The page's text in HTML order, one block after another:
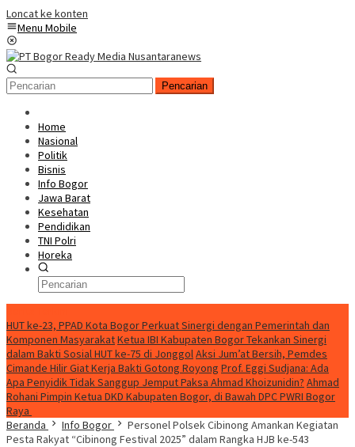
Loncat ke konten
Menu Mobile
Pencarian
Home
Nasional
Politik
Bisnis
Info Bogor
Jawa Barat
Kesehatan
Pendidikan
TNI Polri
Horeka
HUT ke-23, PPAD Kota Bogor Perkuat Sinergi dengan Pemerintah dan
Komponen MasyarakatKetua IBI Kabupaten Bogor Tekankan Sinergi
dalam Bakti Sosial HUT ke-75 di JonggolAksi Jum’at Bersih, Pemdes
Cimande Hilir Giat Kerja Bakti Gotong Royong Prof. Eggi Sudjana: Ada
Apa Penyidik Tidak Sanggup Jemput Paksa Ahmad Khoizunidin? Ahmad
Rohani Pimpin Ketua DKD Kabupaten Bogor, di Bawah DPC PWRI Bogor
Raya
Beranda
Info Bogor
Personel Polsek Cibinong Amankan Kegiatan
Pesta Rakyat “Cibinong Festival 2025” dalam Rangka HJB ke-543